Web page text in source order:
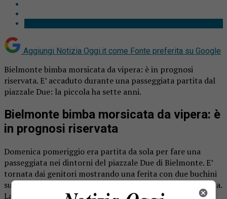
Aggiungi Notizia Oggi.it come Fonte preferita su Google
Bielmonte bimba morsicata da vipera: è in prognosi
riservata. E’ accaduto durante una passeggiata partita dal
piazzale Due: la piccola ha sette anni.
Bielmonte bimba morsicata da vipera: è
in prognosi riservata
Domenica pomeriggio era partita da sola per fare una
passeggiata nei dintorni del piazzale Due di Bielmonte. E’
tornata dai genitori mostrando una ferita con due buchini
sul braccio. Il classico segno che lascia il morso della vipera.
La bambina di sette anni, residente nel Vercellese, è stata